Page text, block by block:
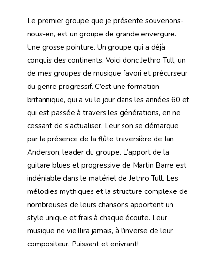
Le premier groupe que je présente souvenons-
nous-en, est un groupe de grande envergure.
Une grosse pointure. Un groupe qui a déjà
conquis des continents. Voici donc Jethro Tull, un
de mes groupes de musique favori et précurseur
du genre progressif. C’est une formation
britannique, qui a vu le jour dans les années 60 et
qui est passée à travers les générations, en ne
cessant de s’actualiser. Leur son se démarque
par la présence de la flûte traversière de Ian
Anderson, leader du groupe. L’apport de la
guitare blues et progressive de Martin Barre est
indéniable dans le matériel de Jethro Tull. Les
mélodies mythiques et la structure complexe de
nombreuses de leurs chansons apportent un
style unique et frais à chaque écoute. Leur
musique ne vieillira jamais, à l’inverse de leur
compositeur. Puissant et enivrant!